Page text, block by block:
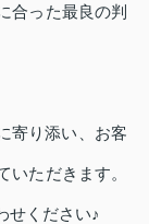
合った最良の判
寄り添い、お客
ただきます。
せください♪